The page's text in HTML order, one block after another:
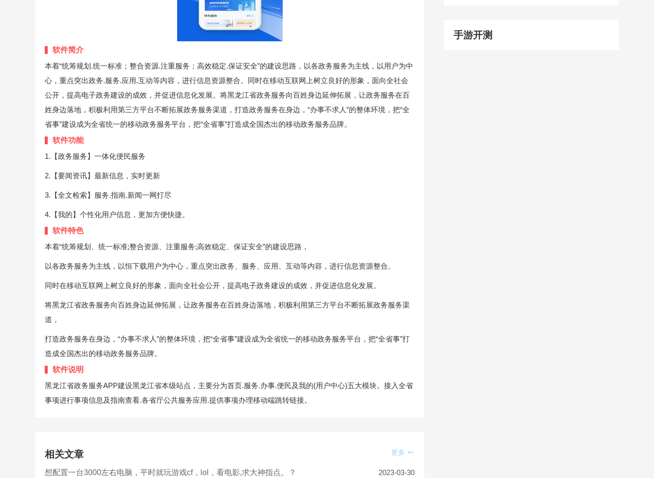
软件简介
本着“统筹规划.统一标准；整合资源.注重服务；高效稳定.保证安全”的建设思路，以各政务服务为主线，以用户为中
心，重点突出政务.服务.应用.互动等内容，进行信息资源整合。同时在移动互联网上树立良好的形象，面向全社会
公开，提高电子政务建设的成效，并促进信息化发展。将黑龙江省政务服务向百姓身边延伸拓展，让政务服务在百
姓身边落地，积极利用第三方平台不断拓展政务服务渠道，打造政务服务在身边，“办事不求人”的整体环境，把“全
省事”建设成为全省统一的移动政务服务平台，把“全省事”打造成全国杰出的移动政务服务品牌。
软件功能
1.【政务服务】一体化便民服务
2.【要闻资讯】最新信息，实时更新
3.【全文检索】服务.指南.新闻一网打尽
4.【我的】个性化用户信息，更加方便快捷。
软件特色
本着“统筹规划、统一标准;整合资源、注重服务;高效稳定、保证安全”的建设思路，
以各政务服务为主线，以恒下载用户为中心，重点突出政务、服务、应用、互动等内容，进行信息资源整合。
同时在移动互联网上树立良好的形象，面向全社会公开，提高电子政务建设的成效，并促进信息化发展。
将黑龙江省政务服务向百姓身边延伸拓展，让政务服务在百姓身边落地，积极利用第三方平台不断拓展政务服务渠
道，
打造政务服务在身边，“办事不求人”的整体环境，把“全省事”建设成为全省统一的移动政务服务平台，把“全省事”打
造成全国杰出的移动政务服务品牌。
软件说明
黑龙江省政务服务APP建设黑龙江省本级站点，主要分为首页.服务.办事.便民及我的(用户中心)五大模块。接入全省
事项进行事项信息及指南查看.各省厅公共服务应用.提供事项办理移动端跳转链接。
相关文章 更多
想配置一台3000左右电脑，平时就玩游戏cf，lol，看电影,求大神指点。？ 2023-03-30
手游开测